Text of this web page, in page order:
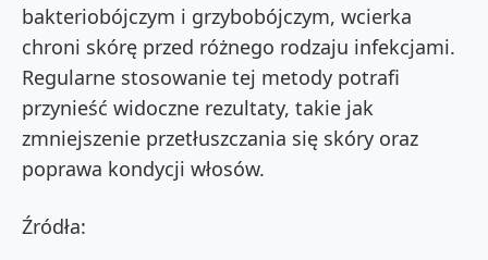
bakteriobójczym i grzybobójczym, wcierka
chroni skórę przed różnego rodzaju infekcjami.
Regularne stosowanie tej metody potrafi
przynieść widoczne rezultaty, takie jak
zmniejszenie przetłuszczania się skóry oraz
poprawa kondycji włosów.
Źródła: